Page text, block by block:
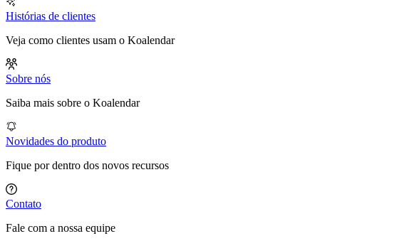
Histórias de clientes
Veja como clientes usam o Koalendar
Sobre nós
Saiba mais sobre o Koalendar
Novidades do produto
Fique por dentro dos novos recursos
Contato
Fale com a nossa equipe